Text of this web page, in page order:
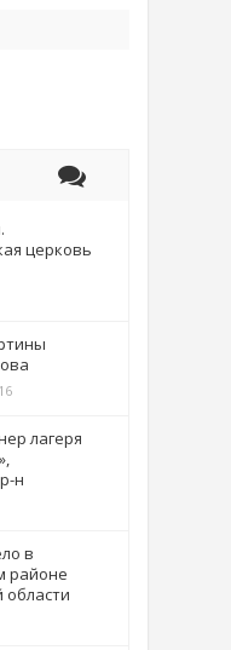
церковь
лагеря
н
в
районе
области